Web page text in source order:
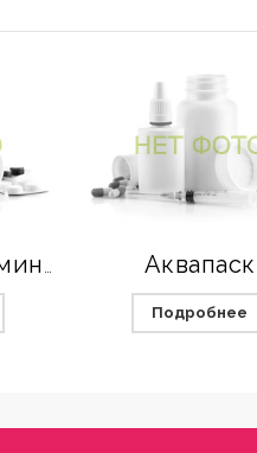
Аквапаск
Подробнее